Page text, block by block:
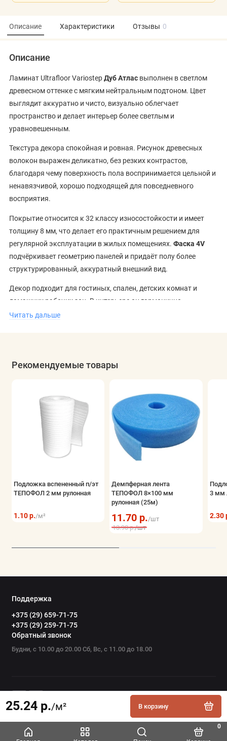
0
25.24 р./м² В корзину
Описание Характеристики Отзывы 0
Описание
Ламинат Ultrafloor VariostepДуб Атлас выполнен в светлом
древесном оттенке с мягким нейтральным подтоном. Цвет
выглядит аккуратно и чисто, визуально облегчает
пространство и делает интерьер более светлым и
уравновешенным.
Текстура декора спокойная и ровная. Рисунок древесных
волокон выражен деликатно, без резких контрастов,
благодаря чему поверхность пола воспринимается цельной и
ненавязчивой, хорошо подходящей для повседневного
восприятия.
Покрытие относится к 32 классу износостойкости и имеет
толщину 8 мм, что делает его практичным решением для
регулярной эксплуатации в жилых помещениях. Фаска 4V
подчёркивает геометрию панелей и придаёт полу более
структурированный, аккуратный внешний вид.
Декор подходит для гостиных, спален, детских комнат и
домашних рабочих зон. В интерьере он гармонично
сочетается со светлой мебелью, натуральными материалами
Читать дальше
Рекомендуемые товары
Подложка вспененный п/эт
ТЕПОФОЛ 2 мм рулонная
1.10 р./м²
Демпферная лента
ТЕПОФОЛ 8×100 мм
рулонная (25м)
11.70 р./шт
13.90 р./шт
3 мм
2.30
Поддержка
+375 (29) 659-71-75
+375 (29) 259-71-75
Обратный звонок
Будни, с 10.00 до 20.00 Сб, Вс, с 11.00 до 18.00